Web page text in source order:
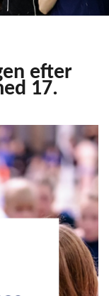
efter
17.